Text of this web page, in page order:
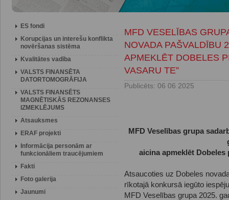
ES fondi
Korupcijas un interešu konflikta
novēršanas sistēma
Kvalitātes vadība
VALSTS FINANSĒTA
DATORTOMOGRĀFIJA
VALSTS FINANSĒTS
MAGNĒTISKĀS REZONANSES
IZMEKLĒJUMS
Atsauksmes
ERAF projekti
Informācija personām ar
funkcionāliem traucējumiem
Fakti
Foto galerija
Jaunumi
MFD VESELĪBAS
NOVADA PAŠVALDĪBU
APMEKLĒT DOBELES
VASARU TE”
Publicēts: 06 06 2025
MFD Veselības grupa
aicina apmeklēt Dobeles
Atsaucoties uz Dobeles
rīkotajā konkursā iegūto
MFD Veselības grupa 2025.